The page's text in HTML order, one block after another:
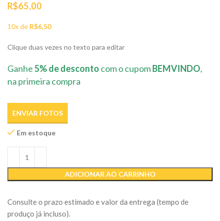
R$65,00
10x de R$6,50
Clique duas vezes no texto para editar
Ganhe5% de desconto com o cupomBEMVINDO,
na primeira compra
ENVIAR FOTOS
Em estoque
ADICIONAR AO CARRINHO
Consulte o prazo estimado e valor da entrega (tempo de
produço já incluso).